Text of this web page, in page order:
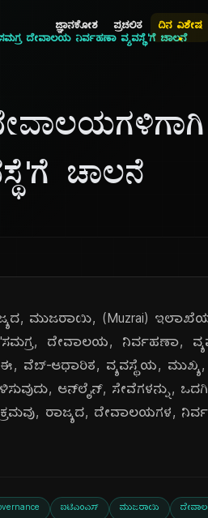
ಜ್ಞಾನಕೋಶ ಪ್ರಚಲಿತ ದಿನ ವಿಶೇಷ
ದೇವಾಲಯ ನಿರ್ವಹಣಾ ವ್ಯವಸ್ಥೆ'ಗೆ ಚಾಲನೆ
ಚಾಲನೆ
ಮುಜರಾಯಿ, (Muzrai)
ದೇವಾಲಯ, ನಿರ್ವಹಣಾ,
ಈ, ವೆಬ್-ಆಧಾರಿತ, ವ್ಯವಸ್ಥೆಯ,
ಆನ್‌ಲೈನ್, ಸೇವೆಗಳನ್ನು,
ರಾಜ್ಯದ, ದೇವಾಲಯಗಳ,
ಐಟಿಎಂಎಸ್ ಮುಜರಾಯಿ